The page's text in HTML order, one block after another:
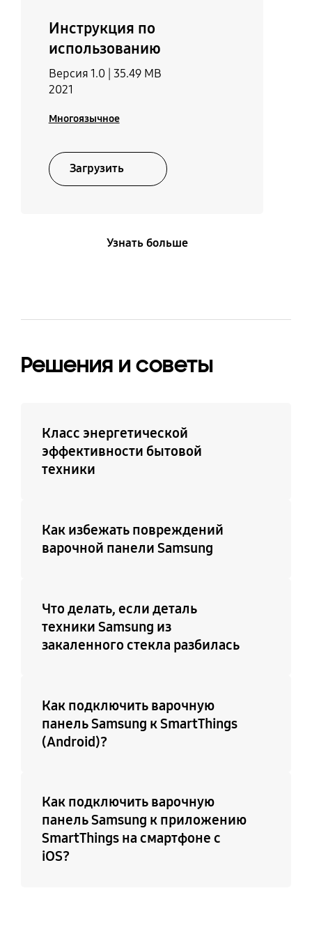
Инструкция по
использованию
Версия 1.0 | 35.49 MB
2021
Многоязычное
Загрузить
Узнать больше
Решения и советы
Класс энергетической
эффективности бытовой
техники
Как избежать повреждений
варочной панели Samsung
Что делать, если деталь
техники Samsung из
закаленного стекла разбилась
Как подключить варочную
панель Samsung к SmartThings
(Android)?
Как подключить варочную
панель Samsung к приложению
SmartThings на смартфоне с
iOS?